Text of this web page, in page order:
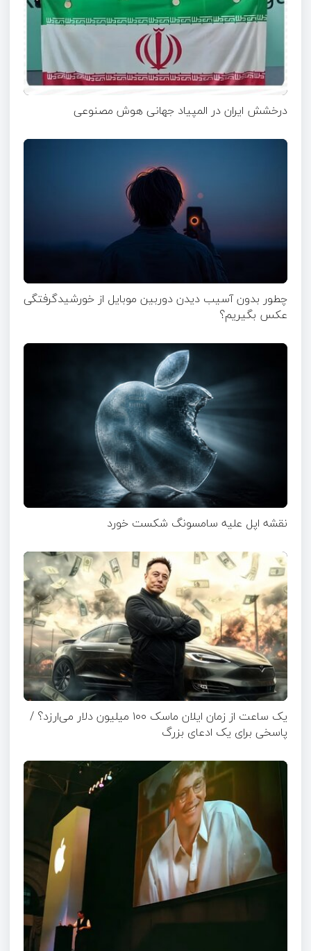
درخشش ایران در المپیاد جهانی هوش مصنوعی
چطور بدون آسیب دیدن دوربین موبایل از خورشیدگرفتگی
عکس بگیریم؟
نقشه اپل علیه سامسونگ شکست خورد
یک ساعت از زمان ایلان ماسک ۱۰۰ میلیون دلار می‌ارزد؟ /
پاسخی برای یک ادعای بزرگ